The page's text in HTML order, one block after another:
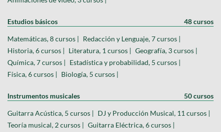
Estudios básicos 48 cursos
Matemáticas, 8 cursos | Redacción y Lenguaje, 7 cursos |
Historia, 6 cursos | Literatura, 1 cursos | Geografía, 3 cursos |
Química, 7 cursos | Estadística y probabilidad, 5 cursos |
Física, 6 cursos | Biología, 5 cursos |
Instrumentos musicales 50 cursos
Guitarra Acústica, 5 cursos | DJ y Producción Musical, 11 cursos |
Teoría musical, 2 cursos | Guitarra Eléctrica, 6 cursos |